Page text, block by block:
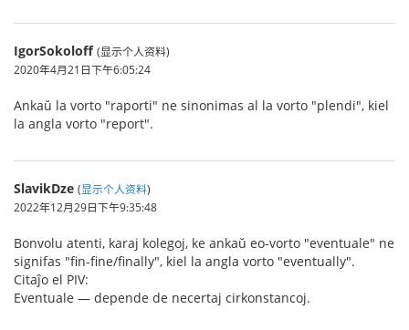
IgorSokoloff (显示个人资料)
2020年4月21日下午6:05:24
Ankaŭ la vorto "raporti" ne sinonimas al la vorto "plendi", kiel
la angla vorto "report".
SlavikDze (显示个人资料)
2022年12月29日下午9:35:48
Bonvolu atenti, karaj kolegoj, ke ankaŭ eo-vorto "eventuale" ne
signifas "fin-fine/finally", kiel la angla vorto "eventually".
Citaĵo el PIV:
Eventuale — depende de necertaj cirkonstancoj.